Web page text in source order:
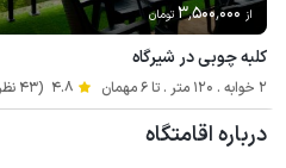
از 3٬500٬000 تومان
کلبه چوبی در شیرگاه
2 خوابه . 120 متر . تا 6 مهمان 4.8 (43 نظر)
درباره اقامتگاه